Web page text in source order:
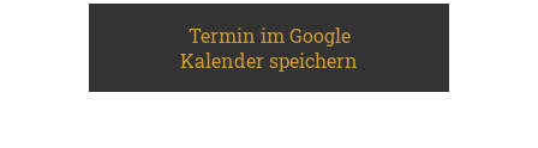
Termin im Google
Kalender speichern